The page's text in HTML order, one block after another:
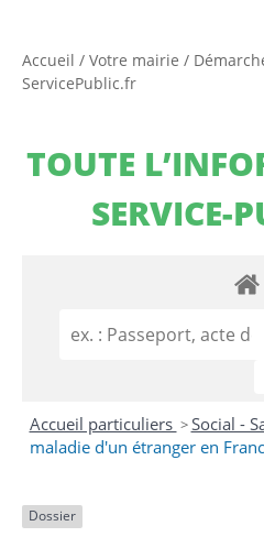
Accueil / Votre mairie /
ServicePublic.fr
TOUTE
SERVICE-
Accueil particuliers >Social -
maladie d'un étranger en
Dossier